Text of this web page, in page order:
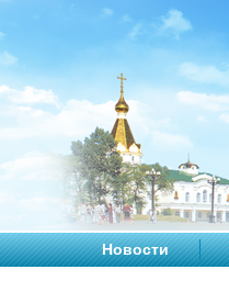
Новости